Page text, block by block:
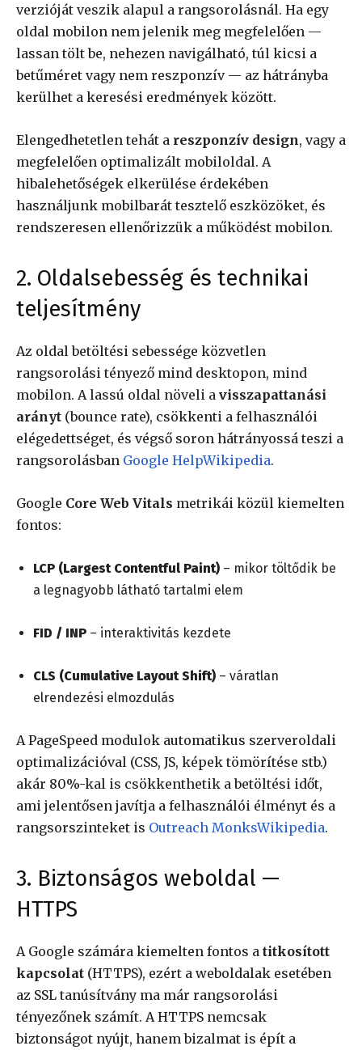
verzióját veszik alapul a rangsorolásnál. Ha egy
oldal mobilon nem jelenik meg megfelelően —
lassan tölt be, nehezen navigálható, túl kicsi a
betűméret vagy nem reszponzív — az hátrányba
kerülhet a keresési eredmények között.
Elengedhetetlen tehát a reszponzív design, vagy a
megfelelően optimalizált mobiloldal. A
hibalehetőségek elkerülése érdekében
használjunk mobilbarát tesztelő eszközöket, és
rendszeresen ellenőrizzük a működést mobilon.
2. Oldalsebesség és technikai
teljesítmény
Az oldal betöltési sebessége közvetlen
rangsorolási tényező mind desktopon, mind
mobilon. A lassú oldal növeli a visszapattanási
arányt (bounce rate), csökkenti a felhasználói
elégedettséget, és végső soron hátrányossá teszi a
rangsorolásban Google HelpWikipedia.
Google Core Web Vitals metrikái közül kiemelten
fontos:
LCP (Largest Contentful Paint) – mikor töltődik be
a legnagyobb látható tartalmi elem
FID / INP – interaktivitás kezdete
CLS (Cumulative Layout Shift) – váratlan
elrendezési elmozdulás
A PageSpeed modulok automatikus szerveroldali
optimalizációval (CSS, JS, képek tömörítése stb.)
akár 80%-kal is csökkenthetik a betöltési időt,
ami jelentősen javítja a felhasználói élményt és a
rangsorszinteket is Outreach MonksWikipedia.
3. Biztonságos weboldal —
HTTPS
A Google számára kiemelten fontos a titkosított
kapcsolat (HTTPS), ezért a weboldalak esetében
az SSL tanúsítvány ma már rangsorolási
tényezőnek számít. A HTTPS nemcsak
biztonságot nyújt, hanem bizalmat is épít a